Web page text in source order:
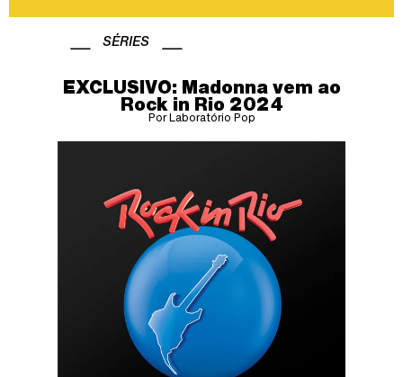
SÉRIES
EXCLUSIVO: Madonna vem ao
Rock in Rio 2024
Por Laboratório Pop